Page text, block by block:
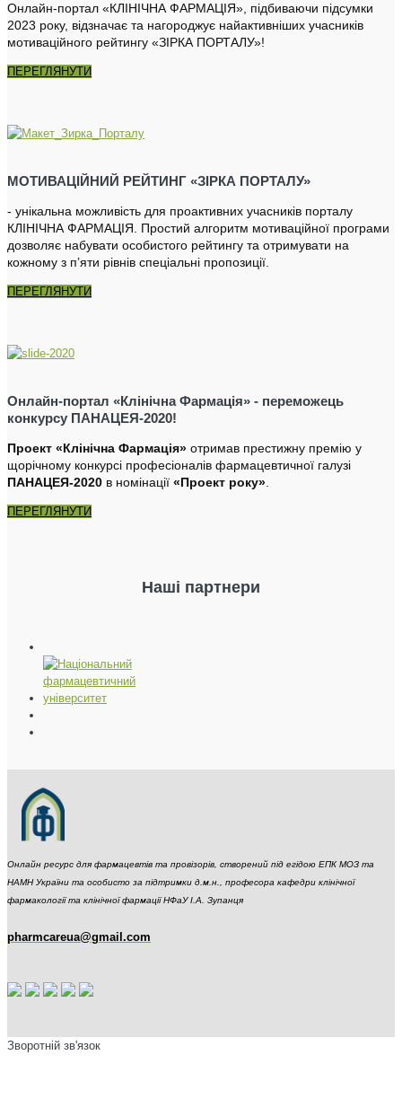
Онлайн-портал «КЛІНІЧНА ФАРМАЦІЯ», підбиваючи підсумки
2023 року, відзначає та нагороджує найактивніших учасників
мотиваційного рейтингу «ЗІРКА ПОРТАЛУ»!
ПЕРЕГЛЯНУТИ
МОТИВАЦІЙНИЙ РЕЙТИНГ «ЗІРКА ПОРТАЛУ»
- унікальна можливість для проактивних учасників порталу
КЛІНІЧНА ФАРМАЦІЯ. Простий алгоритм мотиваційної програми
дозволяє набувати особистого рейтингу та отримувати на
кожному з п’яти рівнів спеціальні пропозиції.
ПЕРЕГЛЯНУТИ
Онлайн-портал «Клінічна Фармація» - переможець
конкурсу ПАНАЦЕЯ-2020!
Проект «Клінічна Фармація» отримав престижну премію у
щорічному конкурсі професіоналів фармацевтичної галузі
ПАНАЦЕЯ-2020 в номінації «Проект року».
ПЕРЕГЛЯНУТИ
Наші партнери
Онлайн ресурс для фармацевтів та провізорів, створений під егідою ЕПК МОЗ та
НАМН України та особисто за підтримки д.м.н., професора кафедри клінічної
фармакології та клінічної фармації НФаУ І.А. Зупанця
pharmcareua@gmail.com
Зворотній зв'язок